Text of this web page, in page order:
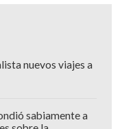
nuevos viajes a
sabiamente a